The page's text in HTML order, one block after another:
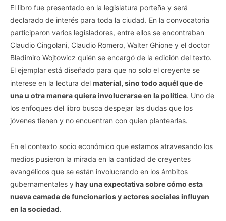
El libro fue presentado en la legislatura porteña y será
declarado de interés para toda la ciudad. En la convocatoria
participaron varios legisladores, entre ellos se encontraban
Claudio Cingolani, Claudio Romero, Walter Ghione y el doctor
Bladimiro Wojtowicz quién se encargó de la edición del texto.
El ejemplar está diseñado para que no solo el creyente se
interese en la lectura del material, sino todo aquél que de
una u otra manera quiera involucrarse en la política. Uno de
los enfoques del libro busca despejar las dudas que los
jóvenes tienen y no encuentran con quien plantearlas.
En el contexto socio económico que estamos atravesando los
medios pusieron la mirada en la cantidad de creyentes
evangélicos que se están involucrando en los ámbitos
gubernamentales y hay una expectativa sobre cómo esta
nueva camada de funcionarios y actores sociales influyen
en la sociedad.